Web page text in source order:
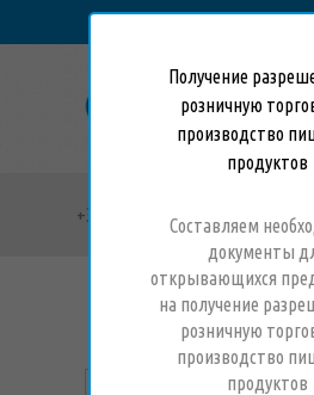
+372 55661608
ФОРМА ДЛЯ
Получение
розничную
производство
продуктов
Составляем
документы
открывающихся
на получение
розничную
производство
продуктов